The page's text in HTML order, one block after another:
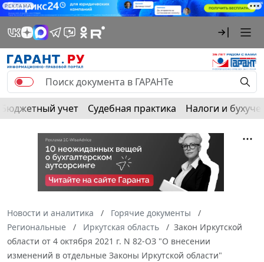
РЕКЛАМА
Бюджетный учет Судебная практика Налоги и
Новости и аналитика
Горячие документы
Региональные
Иркутская область
Закон Иркутской
области от 4 октября 2021 г. N 82-ОЗ "О внесении
изменений в отдельные Законы Иркутской области"